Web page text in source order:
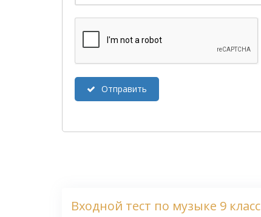
Отправить
Входной тест по музыке 9 класс